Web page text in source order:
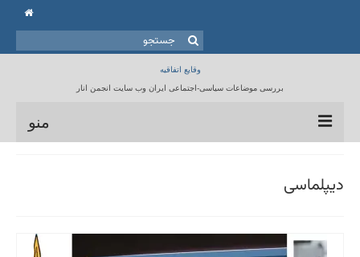
جستجو
برای:
وقایع اتفاقیه
بررسی موضاعات سیاسی-اجتماعی ایران وب سایت انجمن انار
منو
مقالات
دیپلماسی